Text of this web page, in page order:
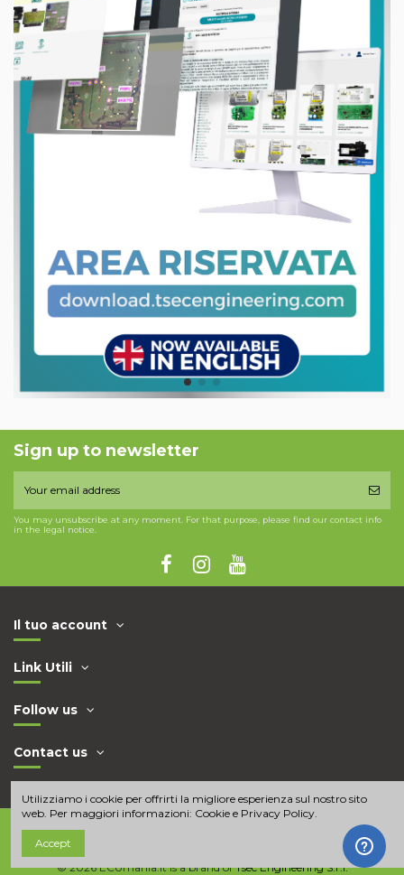
Sign up to newsletter
You may unsubscribe at any moment. For that purpose, please find our contact info
in the legal notice.
Il tuo account
Link Utili
Follow us
Contact us
© 2026 ECUmania.it is a brand ofTsec Engineering S.r.l.
Utilizziamo i cookie per offrirti la migliore esperienza sul nostro sito
web. Per maggiori informazioni: Cookie e Privacy Policy.
Accept